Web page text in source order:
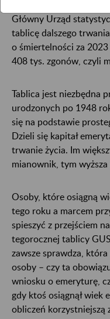
Główny Urząd
tablicę dalszego
o śmiertelności za
408 tys. zgonów, czyli
Tablica jest niezbędna
urodzonych po 1948
się na podstawie
Dzieli się kapitał
trwanie życia. Im
mianownik, tym
Osoby, które osiągną
tego roku a marcem
spieszyć z przejściem
tegorocznej tablicy
zawsze sprawdza,
osoby – czy ta
wniosku o emeryturę,
gdy ktoś osiągnął wiek
obliczeń korzystniejszą